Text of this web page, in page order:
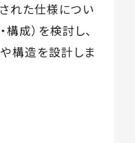
れた仕様につい
構成）を検討し、
構造を設計しま